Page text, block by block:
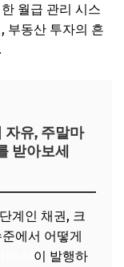
월급 관리 시스
부동산 투자의 흔
자유, 주말마
받아보세
계인 채권, 크
에서 어떻게
이 발행하